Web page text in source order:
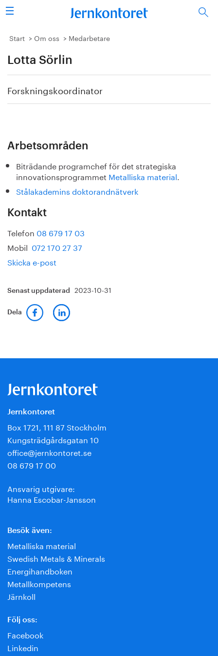
Sök
Stålindustrin
Vision 2050
Forskning/utbildning
Bildbank
Om oss
Start Om oss Medarbetare
Lotta Sörlin
Forskningskoordinator
Arbetsområden
Biträdande programchef för det strategiska
innovationsprogrammet Metalliska material.
Stålakademins doktorandnätverk
Kontakt
Telefon 08 679 17 03
Mobil 072 170 27 37
Skicka e-post
Senast uppdaterad 2023-10-31
Dela
Jernkontoret
Box 1721, 111 87 Stockholm
Kungsträdgårdsgatan 10
office@jernkontoret.se
08 679 17 00
Ansvarig utgivare:
Hanna Escobar-Jansson
Besök även:
Metalliska material
Swedish Metals & Minerals
Energihandboken
Metallkompetens
Järnkoll
Följ oss:
Facebook
Linkedin